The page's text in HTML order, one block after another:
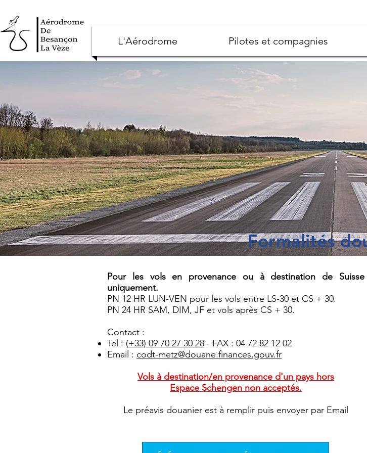
L'Aérodrome Pilotes et compagnies
Formalités
Pour les vols en provenance ou à destination de Suisse
uniquement.
PN 12 HR LUN-VEN pour les vols entre LS-30 et CS + 30.
PN 24 HR SAM, DIM, JF et vols après CS + 30.
Contact :
Tel : (+33) 09 70 27 30 28 - FAX : 04 72 82 12 02
Email : codt-metz@douane.finances.gouv.fr
Vols à destination/en provenance d'un pays hors
Espace Schengen non acceptés.
Le préavis douanier est à remplir puis envoyer par Email